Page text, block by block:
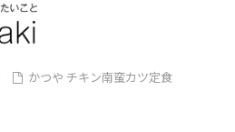
かつや チキン南蛮カツ定食